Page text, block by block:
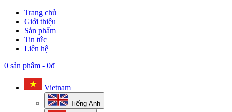
Trang chủ
Giới thiệu
Sản phẩm
Tin tức
Liên hệ
0 sản phẩm - 0đ
Vietnam
Tiếng Anh